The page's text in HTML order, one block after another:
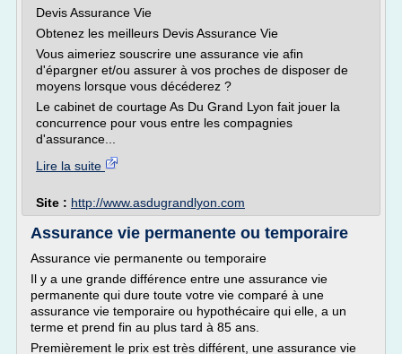
Devis Assurance Vie
Obtenez les meilleurs Devis Assurance Vie
Vous aimeriez souscrire une assurance vie afin
d'épargner et/ou assurer à vos proches de disposer de
moyens lorsque vous décéderez ?
Le cabinet de courtage As Du Grand Lyon fait jouer la
concurrence pour vous entre les compagnies
d'assurance...
Lire la suite
Site : http://www.asdugrandlyon.com
Assurance vie permanente ou temporaire
Assurance vie permanente ou temporaire
Il y a une grande différence entre une assurance vie
permanente qui dure toute votre vie comparé à une
assurance vie temporaire ou hypothécaire qui elle, a un
terme et prend fin au plus tard à 85 ans.
Premièrement le prix est très différent, une assurance vie